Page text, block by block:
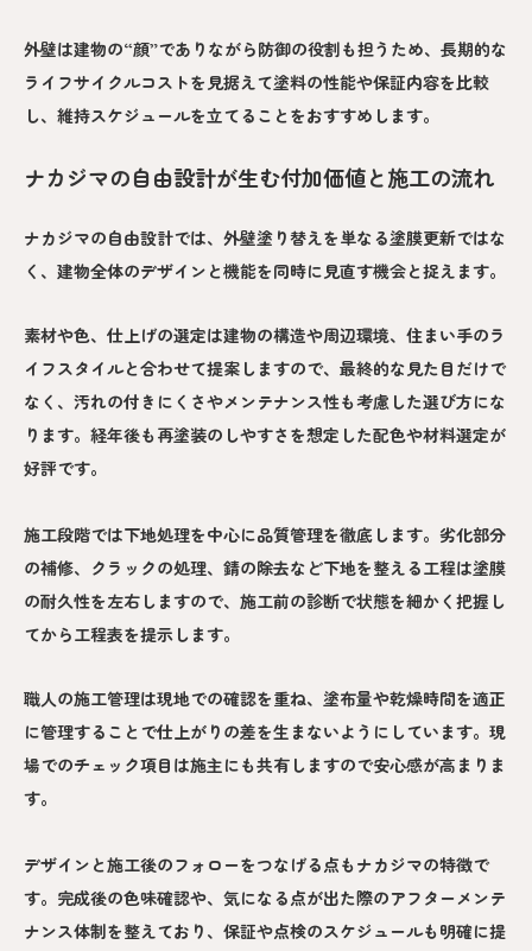
外壁は建物の“顔”でありながら防御の役割も担うため、長期的な
ライフサイクルコストを見据えて塗料の性能や保証内容を比較
し、維持スケジュールを立てることをおすすめします。
ナカジマの自由設計が生む付加価値と施工の流れ
ナカジマの自由設計では、外壁塗り替えを単なる塗膜更新ではな
く、建物全体のデザインと機能を同時に見直す機会と捉えます。
素材や色、仕上げの選定は建物の構造や周辺環境、住まい手のラ
イフスタイルと合わせて提案しますので、最終的な見た目だけで
なく、汚れの付きにくさやメンテナンス性も考慮した選び方にな
ります。経年後も再塗装のしやすさを想定した配色や材料選定が
好評です。
施工段階では下地処理を中心に品質管理を徹底します。劣化部分
の補修、クラックの処理、錆の除去など下地を整える工程は塗膜
の耐久性を左右しますので、施工前の診断で状態を細かく把握し
てから工程表を提示します。
職人の施工管理は現地での確認を重ね、塗布量や乾燥時間を適正
に管理することで仕上がりの差を生まないようにしています。現
場でのチェック項目は施主にも共有しますので安心感が高まりま
す。
デザインと施工後のフォローをつなげる点もナカジマの特徴で
す。完成後の色味確認や、気になる点が出た際のアフターメンテ
ナンス体制を整えており、保証や点検のスケジュールも明確に提